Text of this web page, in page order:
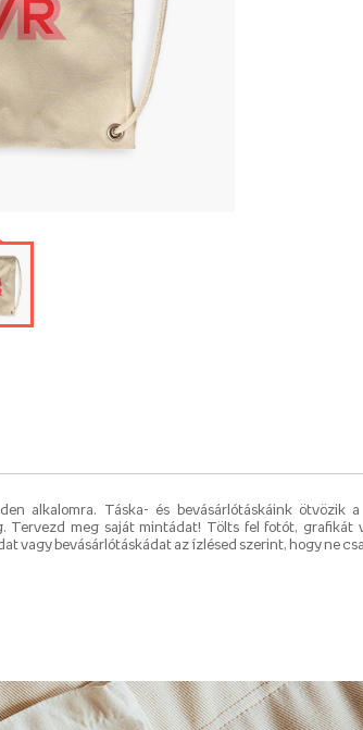
alkalomra. Táska- és bevásárlótáskáink
Tervezd meg saját mintádat! Tölts fel fotót,
vagy bevásárlótáskádat az ízlésed szerint, hogy ne